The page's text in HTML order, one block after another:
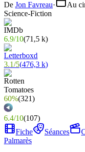
De Jon Favreau· Au
Science-Fiction
6.9/10(71,5 k)
3.1/5(476,3 k)
60%(321)
6.4/10(107)
Fiche
Séances
Palmarès